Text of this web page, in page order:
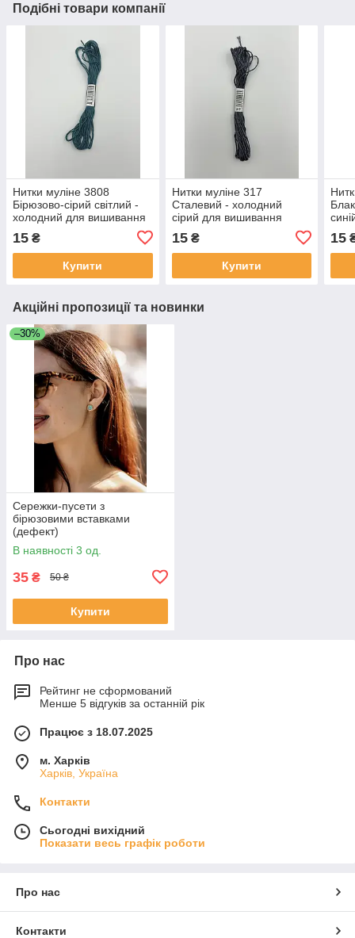
Подібні товари компанії
Нитки муліне 3808
Бірюзово-сірий світлий -
холодний для вишивання
15 ₴
Купити
Нитки муліне 317
Сталевий - холодний
сірий для вишивання
15₴
Купити
15
Акційні пропозиції та новинки
–30%
Сережки-пусети з
бірюзовими вставками
(дефект)
В наявності 3 од.
35 ₴ 50 ₴
Купити
Про нас
Рейтинг не сформований
Менше 5 відгуків за останній рік
Працює з 18.07.2025
м. Харків
Харків, Україна
Контакти
Сьогодні вихідний
Показати весь графік роботи
Про нас
Контакти